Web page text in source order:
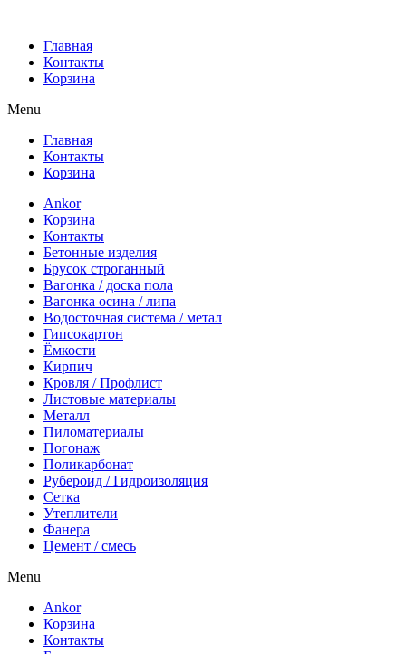
Главная
Контакты
Корзина
Menu
Главная
Контакты
Корзина
Ankor
Корзина
Контакты
Бетонные изделия
Брусок строганный
Вагонка / доска пола
Вагонка осина / липа
Водосточная система / метал
Гипсокартон
Ёмкости
Кирпич
Кровля / Профлист
Листовые материалы
Металл
Пиломатериалы
Погонаж
Поликарбонат
Рубероид / Гидроизоляция
Сетка
Утеплители
Фанера
Цемент / смесь
Menu
Ankor
Корзина
Контакты